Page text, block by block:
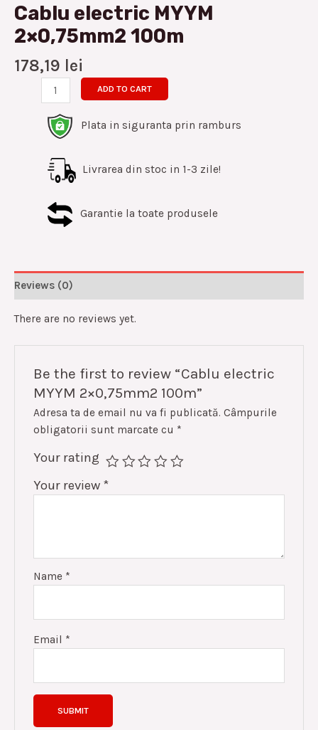
Cablu electric MYYM
2×0,75mm2 100m
178,19 lei
ADD TO CART
Plata in siguranta prin ramburs
Livrarea din stoc in 1-3 zile!
Garantie la toate produsele
Reviews (0)
There are no reviews yet.
Be the first to review “Cablu electric
MYYM 2×0,75mm2 100m”
Adresa ta de email nu va fi publicată. Câmpurile
obligatorii sunt marcate cu *
Your rating
Your review *
Name *
Email *